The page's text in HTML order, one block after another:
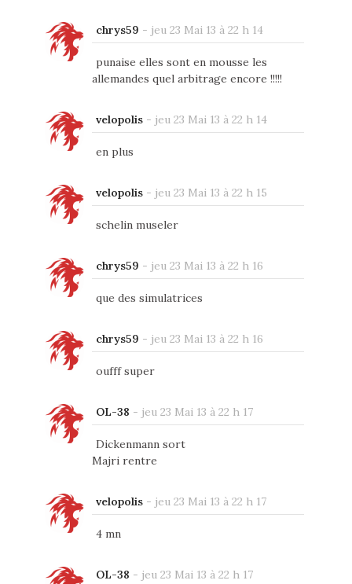
chrys59 - jeu 23 Mai 13 à 22 h 14
punaise elles sont en mousse les
allemandes quel arbitrage encore !!!!!
velopolis- jeu 23 Mai 13 à 22 h 14
en plus
velopolis- jeu 23 Mai 13 à 22 h 15
schelin museler
chrys59 - jeu 23 Mai 13 à 22 h 16
que des simulatrices
chrys59 - jeu 23 Mai 13 à 22 h 16
oufff super
OL-38 - jeu 23 Mai 13 à 22 h 17
Dickenmann sort
Majri rentre
velopolis- jeu 23 Mai 13 à 22 h 17
4 mn
OL-38 - jeu 23 Mai 13 à 22 h 17